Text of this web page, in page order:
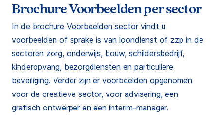
Brochure Voorbeelden per sector
In de brochure Voorbeelden sectorvindt u
voorbeelden of sprake is van loondienst of zzp in de
sectoren zorg, onderwijs, bouw, schildersbedrijf,
kinderopvang, bezorgdiensten en particuliere
beveiliging. Verder zijn er voorbeelden opgenomen
voor de creatieve sector, voor advisering, een
grafisch ontwerper en een interim-manager.